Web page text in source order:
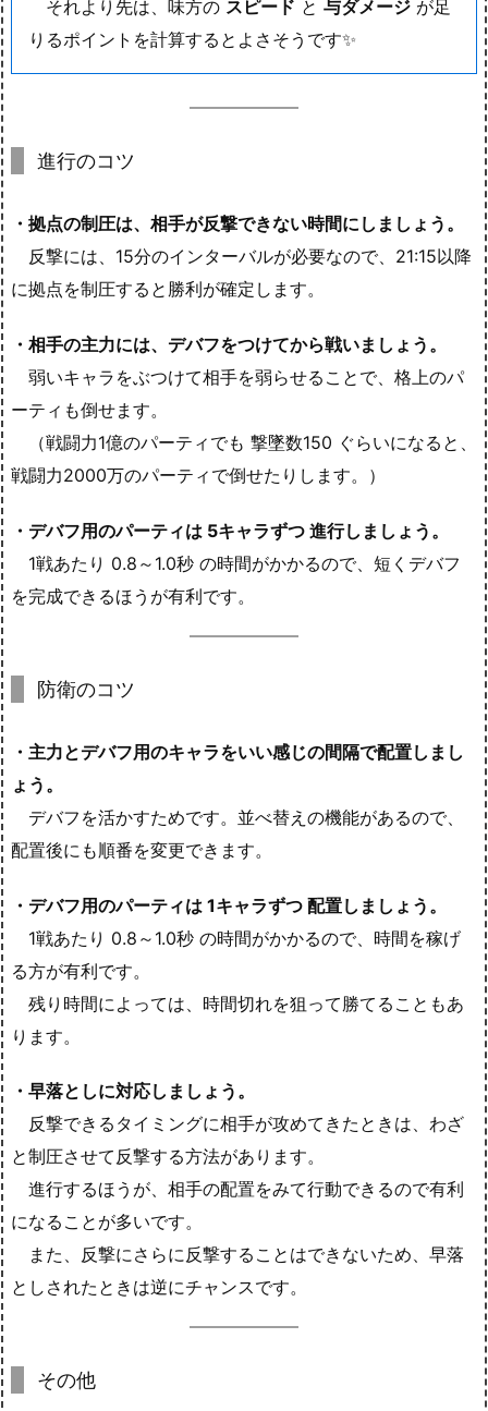
それより先は、味方の スピード と 与ダメージ が足
りるポイントを計算するとよさそうです✨
進行のコツ
・拠点の制圧は、相手が反撃できない時間にしましょう。
反撃には、15分のインターバルが必要なので、21:15以降
に拠点を制圧すると勝利が確定します。
・相手の主力には、デバフをつけてから戦いましょう。
弱いキャラをぶつけて相手を弱らせることで、格上のパ
ーティも倒せます。
（戦闘力1億のパーティでも 撃墜数150 ぐらいになると、
戦闘力2000万のパーティで倒せたりします。）
・デバフ用のパーティは 5キャラずつ 進行しましょう。
1戦あたり 0.8～1.0秒 の時間がかかるので、短くデバフ
を完成できるほうが有利です。
防衛のコツ
・主力とデバフ用のキャラをいい感じの間隔で配置しまし
ょう。
デバフを活かすためです。並べ替えの機能があるので、
配置後にも順番を変更できます。
・デバフ用のパーティは 1キャラずつ 配置しましょう。
1戦あたり 0.8～1.0秒 の時間がかかるので、時間を稼げ
る方が有利です。
残り時間によっては、時間切れを狙って勝てることもあ
ります。
・早落としに対応しましょう。
反撃できるタイミングに相手が攻めてきたときは、わざ
と制圧させて反撃する方法があります。
進行するほうが、相手の配置をみて行動できるので有利
になることが多いです。
また、反撃にさらに反撃することはできないため、早落
としされたときは逆にチャンスです。
その他